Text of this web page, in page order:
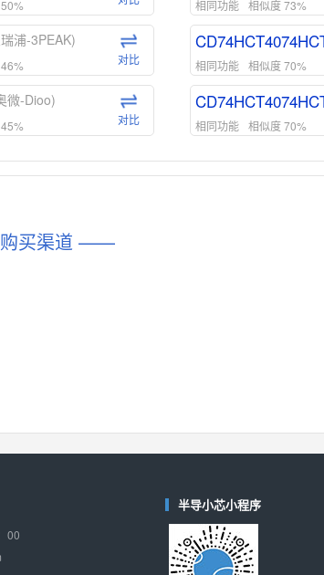
浦-3PEAK)
对比
微-Dioo)
对比
微-Dioo)
对比
相同功能 相似度 73%
相同功能 相似度 70%
相同功能 相似度 70%
买渠道 ——
00
半导小芯小程序